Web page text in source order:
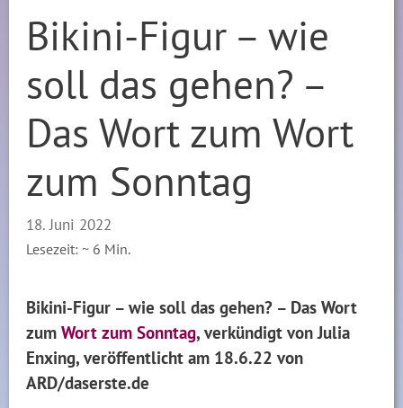
Bikini-Figur – wie
soll das gehen? –
Das Wort zum Wort
zum Sonntag
18. Juni 2022
Lesezeit: ~ 6 Min.
Bikini-Figur – wie soll das gehen? – Das Wort
zumWort zum Sonntag, verkündigt von Julia
Enxing, veröffentlicht am 18.6.22 von
ARD/daserste.de